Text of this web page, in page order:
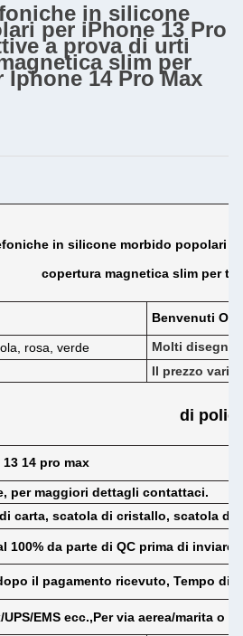
in silicone
per iPhone 13 Pro
a prova di urti
slim per
Iphone 14 Pro Max
in silicone morbido popolari
copertura magnetica slim per
Benvenuti
rosa, verde Molti disegni
Il prezzo
di
13 14 pro max
per maggiori dettagli contattaci.
carta, scatola di cristallo, scatola di
100% da parte di QC prima di inviare
il pagamento ricevuto, Tempo di
UPS/EMS ecc.,Per via aerea/marita o